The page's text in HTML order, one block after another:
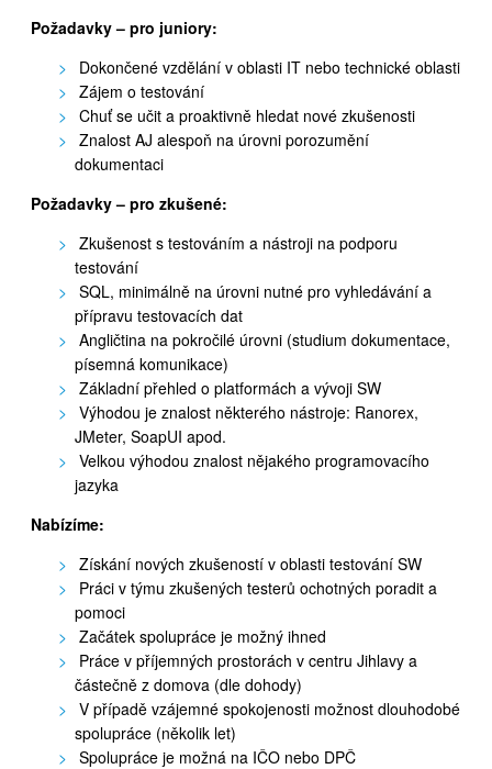
Požadavky – pro juniory:
Dokončené vzdělání v oblasti IT nebo technické oblasti
Zájem o testování
Chuť se učit a proaktivně hledat nové zkušenosti
Znalost AJ alespoň na úrovni porozumění
dokumentaci
Požadavky – pro zkušené:
Zkušenost s testováním a nástroji na podporu
testování
SQL, minimálně na úrovni nutné pro vyhledávání a
přípravu testovacích dat
Angličtina na pokročilé úrovni (studium dokumentace,
písemná komunikace)
Základní přehled o platformách a vývoji SW
Výhodou je znalost některého nástroje: Ranorex,
JMeter, SoapUI apod.
Velkou výhodou znalost nějakého programovacího
jazyka
Nabízíme:
Získání nových zkušeností v oblasti testování SW
Práci v týmu zkušených testerů ochotných poradit a
pomoci
Začátek spolupráce je možný ihned
Práce v příjemných prostorách v centru Jihlavy a
částečně z domova (dle dohody)
V případě vzájemné spokojenosti možnost dlouhodobé
spolupráce (několik let)
Spolupráce je možná na IČO nebo DPČ